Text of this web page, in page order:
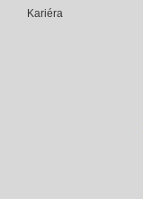
Kariéra